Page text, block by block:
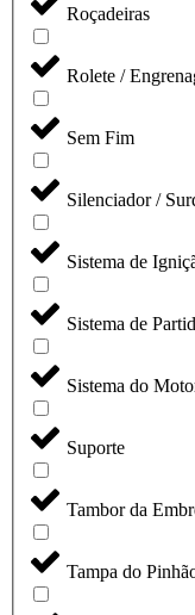
Roçadeiras
Rolete /
Sem Fim
Silenciador /
Sistema de
Sistema de
Sistema do
Suporte
Tambor da
Tampa do